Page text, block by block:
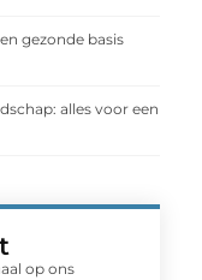
gezonde basis
alles voor een
op ons